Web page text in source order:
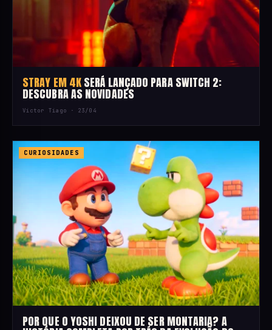
STRAY EM 4KSERÁ LANÇADO PARA SWITCH 2:
DESCUBRA AS NOVIDADES
Victor Tiago · 23/04
CURIOSIDADES
POR QUE O YOSHI DEIXOU DE SER MONTARIA? A